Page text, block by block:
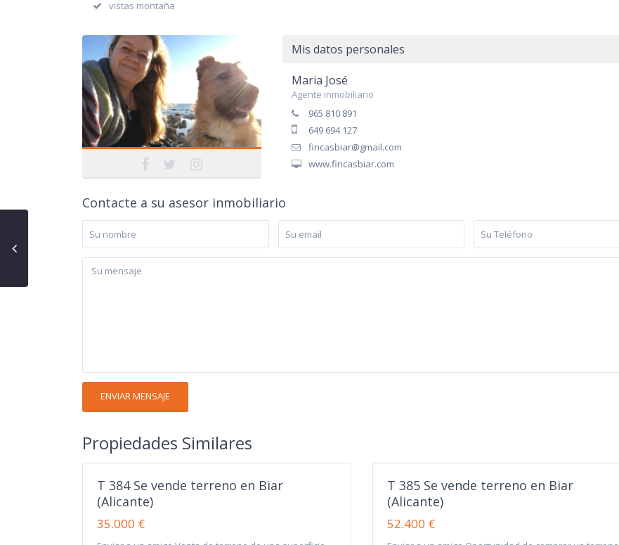
vistas montaña
Mis datos personales
Maria José
Agente inmobiliario
965 810 891
649 694 127
fincasbiar@gmail.com
www.fincasbiar.com
Contacte a su asesor inmobiliario
Propiedades Similares
T 384 Se vende terreno en Biar
(Alicante)
35.000 €
T 385 Se vende terreno en Biar
(Alicante)
52.400 €